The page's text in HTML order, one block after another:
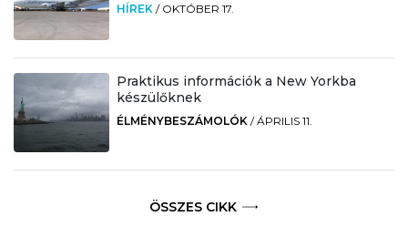
HÍREK / OKTÓBER 17.
Praktikus információk a New Yorkba
készülőknek
ÉLMÉNYBESZÁMOLÓK /ÁPRILIS 11.
ÖSSZES CIKK